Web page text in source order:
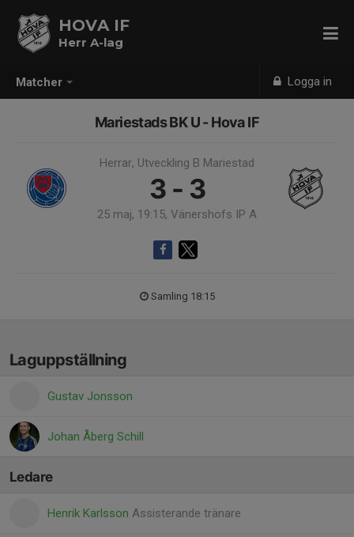
Matcher Logga in
HOVA IF
Herr A-lag
Mariestads BK U - Hova IF
Herrar, Utveckling B Mariestad
3 - 3
25 maj, 19:15, Vänershofs IP A
Samling 18:15
Laguppställning
Gustav Jonsson
Johan Åberg Schill
Ledare
Henrik Karlsson Assisterande tränare